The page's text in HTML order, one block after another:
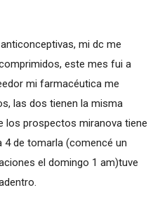
mi dc me
este mes fui a
mi farmacéutica me
las dos tienen la misma
los prospectos miranova tiene
4 de tomarla (comencé un
el domingo 1 am)tuve